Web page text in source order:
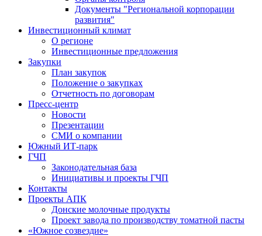
Документы "Региональной корпорации
развития"
Инвестиционный климат
О регионе
Инвестиционные предложения
Закупки
План закупок
Положение о закупках
Отчетность по договорам
Пресс-центр
Новости
Презентации
СМИ о компании
Южный ИТ-парк
ГЧП
Законодательная база
Инициативы и проекты ГЧП
Контакты
Проекты АПК
Донские молочные продукты
Проект завода по производству томатной пасты
«Южное созвездие»